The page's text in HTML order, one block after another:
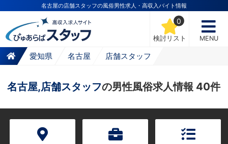
名古屋の店舗スタッフの風俗男性求人・高収入バイト情報
検討リスト
0
MENU
愛知県 名古屋 店舗スタッフ
名古屋,店舗スタッフの男性風俗求人情報 40件